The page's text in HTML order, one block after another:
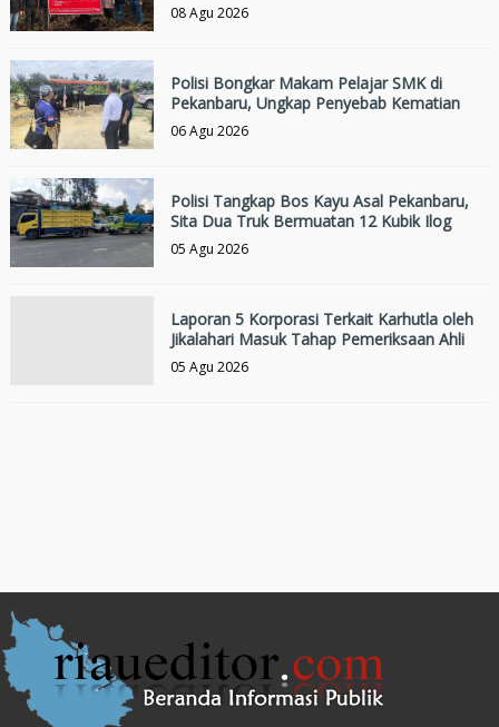
08 Agu 2026
Polisi Bongkar Makam Pelajar SMK di
Pekanbaru, Ungkap Penyebab Kematian
06 Agu 2026
Polisi Tangkap Bos Kayu Asal Pekanbaru,
Sita Dua Truk Bermuatan 12 Kubik Ilog
05 Agu 2026
Laporan 5 Korporasi Terkait Karhutla oleh
Jikalahari Masuk Tahap Pemeriksaan Ahli
05 Agu 2026